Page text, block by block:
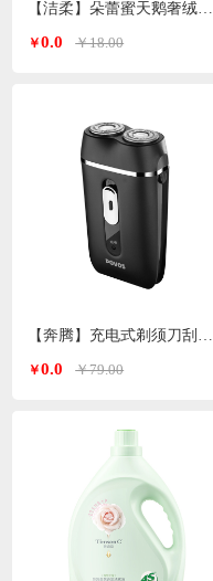
【洁柔】朵蕾蜜天鹅奢绒卫生巾日用250mm
￥0.0 ￥18.00
【奔腾】充电式剃须刀刮胡刀PQ8602
￥0.0 ￥79.00